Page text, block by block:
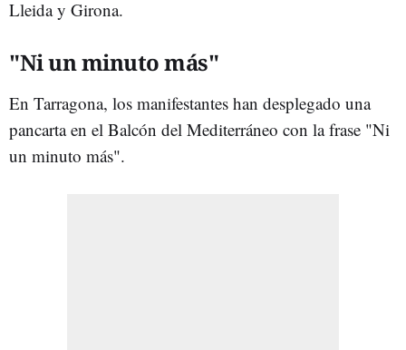
Lleida y Girona.
"Ni un minuto más"
En Tarragona, los manifestantes han desplegado una
pancarta en el Balcón del Mediterráneo con la frase "Ni
un minuto más".